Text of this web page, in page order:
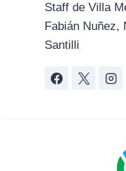
Staff de Villa
Fabián
Santilli